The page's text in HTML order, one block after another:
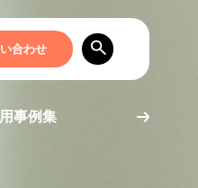
合わせ
事例集